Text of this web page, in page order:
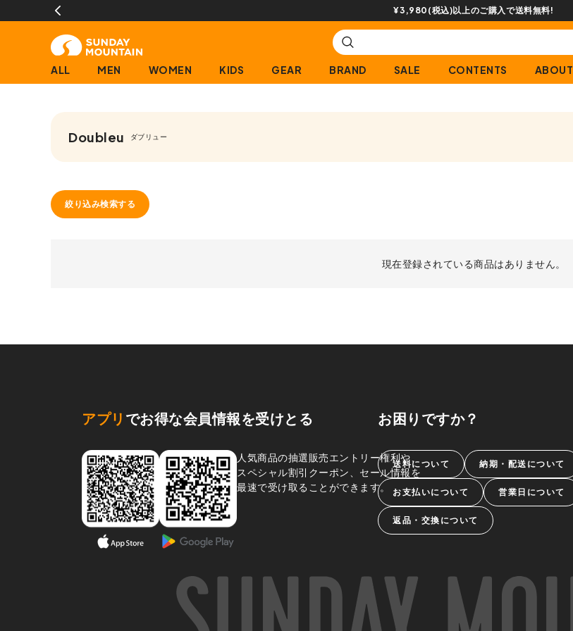
¥3,980(税込)以上のご購入で送料無料!
ALL MEN WOMEN KIDS GEAR BRAND SALE CONTENTS ABOUT
Doubleu ダブリュー
絞り込み検索する
現在登録されている商品はありません。
アプリ でお得な会員情報を受けとる
人気商品の抽選販売エントリー権利や、
スペシャル割引クーポン、セール情報を
最速で受け取ることができます。
お困りですか？
送料について 納期・配送について
お支払いについて 営業日について
返品・交換について